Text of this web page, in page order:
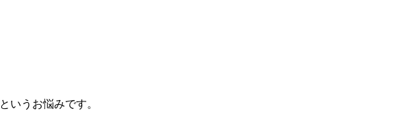
いうお悩みです。